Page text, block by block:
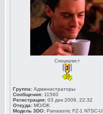
Специалист
Группа: Администраторы
Сообщения: 11560
Регистрация: 03 дек 2009, 22:32
Откуда: MO/DK
Модель 3DO: Panasonic FZ-1 NTSC-U